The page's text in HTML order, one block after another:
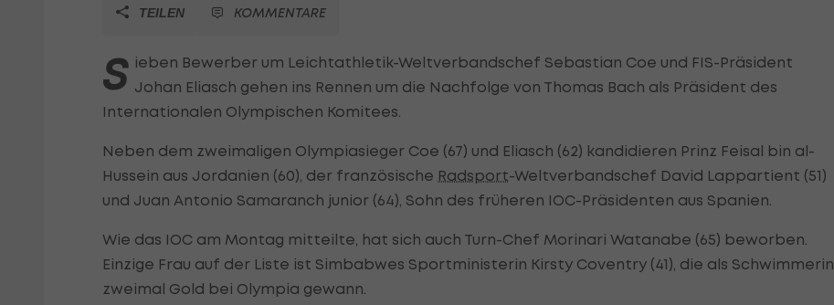
TEILEN KOMMENTARE
S ieben Bewerber um Leichtathletik-Weltverbandschef Sebastian Coe und FIS-Präsident
Johan Eliasch gehen ins Rennen um die Nachfolge von Thomas Bach als Präsident des
Internationalen Olympischen Komitees.
Neben dem zweimaligen Olympiasieger Coe (67) und Eliasch (62) kandidieren Prinz Feisal bin al-
Hussein aus Jordanien (60), der französische Radsport-Weltverbandschef David Lappartient (51)
und Juan Antonio Samaranch junior (64), Sohn des früheren IOC-Präsidenten aus Spanien.
Wie das IOC am Montag mitteilte, hat sich auch Turn-Chef Morinari Watanabe (65) beworben.
Einzige Frau auf der Liste ist Simbabwes Sportministerin Kirsty Coventry (41), die als Schwimmerin
zweimal Gold bei Olympia gewann.